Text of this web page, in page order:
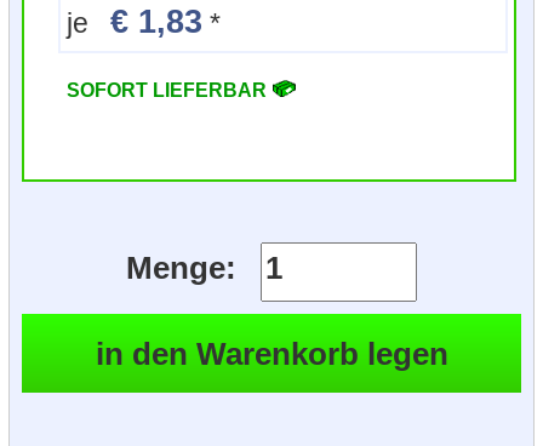
je€ 1,83 *
SOFORT LIEFERBAR
Menge: